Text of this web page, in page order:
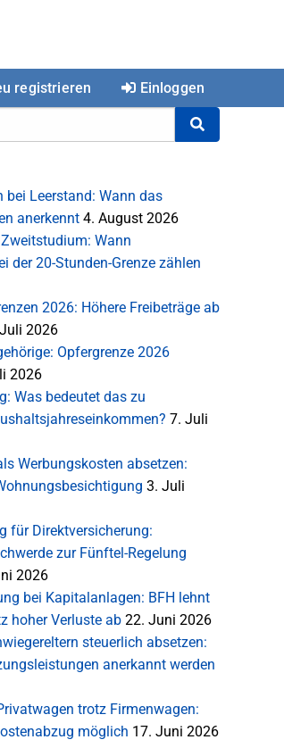
registrieren Einloggen
bei Leerstand: Wann das
anerkennt 4. August 2026
Wann
der 20-Stunden-Grenze zählen
2026: Höhere Freibeträge ab
2026
Opfergrenze 2026
2026
Was bedeutet das zu
7. Juli
Werbungskosten absetzen:
3. Juli
für Direktversicherung:
zur Fünftel-Regelung
2026
bei Kapitalanlagen: BFH lehnt
hoher Verluste ab 22. Juni 2026
steuerlich absetzen:
anerkannt werden
trotz Firmenwagen:
möglich 17. Juni 2026